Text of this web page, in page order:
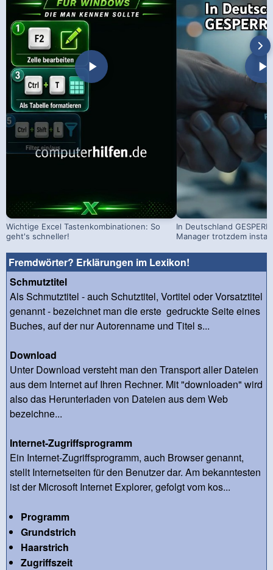
Wichtige Excel Tastenkombinationen: So
geht's schneller!
In Deutschland
Manager trotzdem
Fremdwörter? Erklärungen im Lexikon!
Schmutztitel
Als Schmutztitel - auch Schutztitel, Vortitel oder Vorsatztitel
genannt - bezeichnet man die erste gedruckte Seite eines
Buches, auf der nur Autorenname und Titel s...
Download
Unter Download versteht man den Transport aller Dateien
aus dem Internet auf Ihren Rechner. Mit "downloaden" wird
also das Herunterladen von Dateien aus dem Web
bezeichne...
Internet-Zugriffsprogramm
Ein Internet-Zugriffsprogramm, auch Browser genannt,
stellt Internetseiten für den Benutzer dar. Am bekanntesten
ist der Microsoft Internet Explorer, gefolgt vom kos...
Programm
Grundstrich
Haarstrich
Zugriffszeit